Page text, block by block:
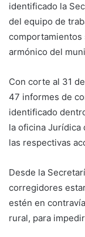
identificado la
del equipo de
comportamientos
armónico del
Con corte al 31
47 informes de
identificado
la oficina Jurídica
las respectivas
Desde la
corregidores
estén en
rural, para